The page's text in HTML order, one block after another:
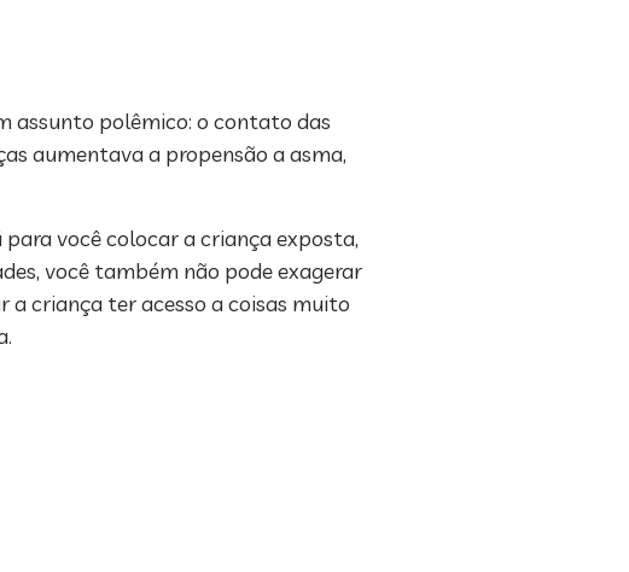
assunto polêmico: o contato das
aumentava a propensão a asma,
para você colocar a criança exposta,
você também não pode exagerar
a criança ter acesso a coisas muito